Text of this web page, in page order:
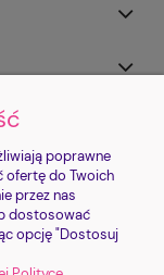
CHRUMKA |
Fundacji
poprawne
ofertę do Twoich
przez nas
dostosować
opcję "Dostosuj